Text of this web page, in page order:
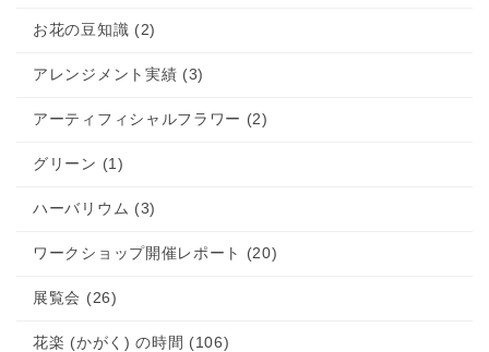
お花の豆知識 (2)
アレンジメント実績 (3)
アーティフィシャルフラワー (2)
グリーン (1)
ハーバリウム (3)
ワークショップ開催レポート (20)
展覧会 (26)
花楽 (かがく) の時間 (106)